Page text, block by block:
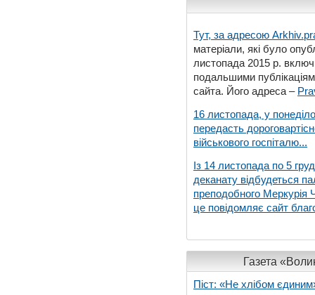
Тут, за адресою
матеріали, які було
листопада 2015 р.
подальшими
сайта. Його адреса –
16 листопада, у
передасть
військового госпіталю...
Із 14 листопада по 5
деканату відбудеться
преподобного Меркурія
це повідомляє сайт
Газета
Піст: «Не хлібом